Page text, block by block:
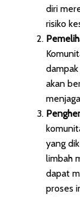
diri
risiko
akan
yang
limbah
dapat
proses